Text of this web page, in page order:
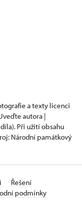
a texty licenci
autora |
Při užití obsahu
Národní památkový
Řešení
podmínky